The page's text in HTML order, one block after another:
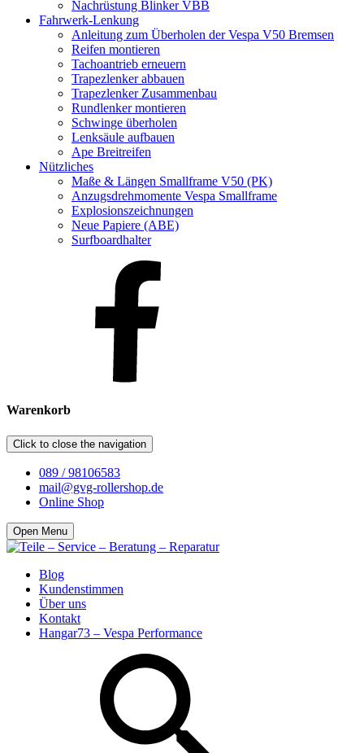
Nachrüstung Blinker VBB
Fahrwerk-Lenkung
Anleitung zum Überholen der Vespa V50 Bremsen
Reifen montieren
Tachoantrieb erneuern
Trapezlenker abbauen
Trapezlenker Zusammenbau
Rundlenker montieren
Schwinge überholen
Lenksäule aufbauen
Ape Breitreifen
Nützliches
Maße & Längen Smallframe V50 (PK)
Anzugsdrehmomente Vespa Smallframe
Explosionszeichnungen
Neue Papiere (ABE)
Surfboardhalter
Warenkorb
Click to close the navigation
089 / 98106583
mail@gvg-rollershop.de
Online Shop
Open Menu
Blog
Kundenstimmen
Über uns
Kontakt
Hangar73 – Vespa Performance